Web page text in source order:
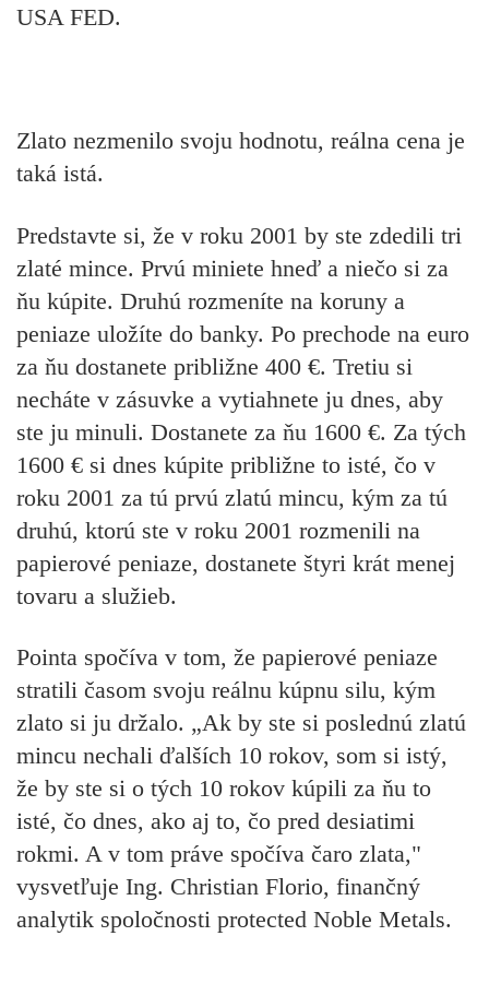
USA FED.
Zlato nezmenilo svoju hodnotu, reálna cena je
taká istá.
Predstavte si, že v roku 2001 by ste zdedili tri
zlaté mince. Prvú miniete hneď a niečo si za
ňu kúpite. Druhú rozmeníte na koruny a
peniaze uložíte do banky. Po prechode na euro
za ňu dostanete približne 400 €. Tretiu si
necháte v zásuvke a vytiahnete ju dnes, aby
ste ju minuli. Dostanete za ňu 1600 €. Za tých
1600 € si dnes kúpite približne to isté, čo v
roku 2001 za tú prvú zlatú mincu, kým za tú
druhú, ktorú ste v roku 2001 rozmenili na
papierové peniaze, dostanete štyri krát menej
tovaru a služieb.
Pointa spočíva v tom, že papierové peniaze
stratili časom svoju reálnu kúpnu silu, kým
zlato si ju držalo. „Ak by ste si poslednú zlatú
mincu nechali ďalších 10 rokov, som si istý,
že by ste si o tých 10 rokov kúpili za ňu to
isté, čo dnes, ako aj to, čo pred desiatimi
rokmi. A v tom práve spočíva čaro zlata,"
vysvetľuje Ing. Christian Florio, finančný
analytik spoločnosti protected Noble Metals.